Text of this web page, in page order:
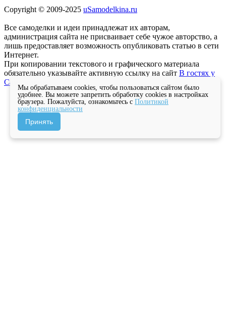
Copyright © 2009-2025 uSamodelkina.ru
Все самоделки и идеи принадлежат их авторам,
администрация сайта не присваивает себе чужое авторство, а
лишь предоставляет возможность опубликовать статью в сети
Интернет.
При копировании текстового и графического материала
обязательно указывайте активную ссылку на сайт В гостях у
Самоделкина
Мы обрабатываем cookies, чтобы пользоваться сайтом было
удобнее. Вы можете запретить обработку cookies в настройках
браузера. Пожалуйста, ознакомьтесь с Политикой
конфиденциальности
Принять